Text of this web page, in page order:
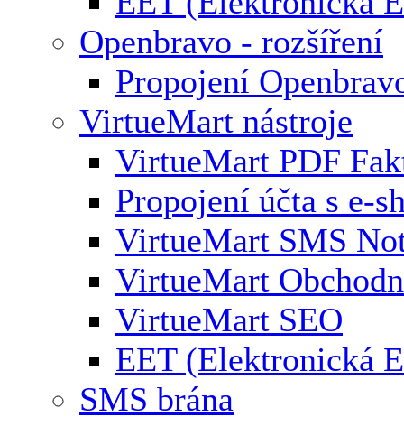
Openbravo - rozšíření
Propojení
VirtueMart nástroje
VirtueMart PDF
Propojení účta s e-
VirtueMart SMS
VirtueMart
VirtueMart SEO
EET (Elektronická
SMS brána